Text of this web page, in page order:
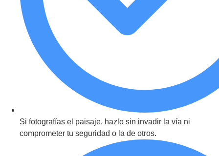
Si fotografías el paisaje, hazlo sin invadir la vía ni
comprometer tu seguridad o la de otros.